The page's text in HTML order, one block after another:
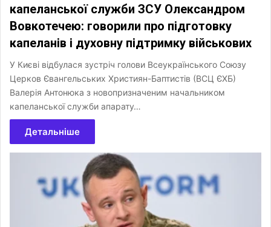
капеланської служби ЗСУ Олександром
Вовкотечею: говорили про підготовку
капеланів і духовну підтримку військових
У Києві відбулася зустріч голови Всеукраїнського Союзу
Церков Євангельських Християн-Баптистів (ВСЦ ЄХБ)
Валерія Антонюка з новопризначеним начальником
капеланської служби апарату…
Детальніше